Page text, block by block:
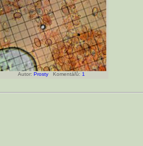
Autor: Prosty Komentářů: 1